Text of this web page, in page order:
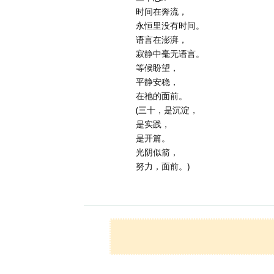
时间在奔流，
永恒里没有时间。
语言在澎湃，
寂静中毫无语言。
等候盼望，
平静安稳，
在祂的面前。
(三十，是沉淀，
是实践，
是开篇。
光阴似箭，
努力，面前。)